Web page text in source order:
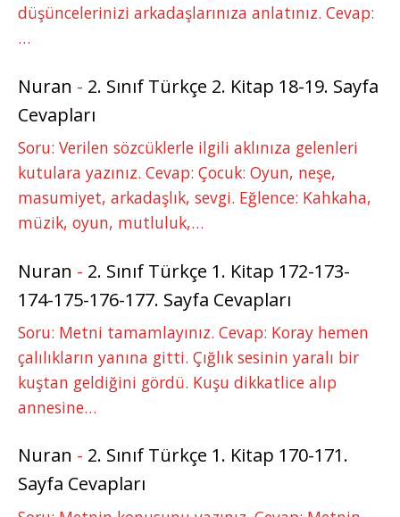
düşüncelerinizi arkadaşlarınıza anlatınız. Cevap:
…
Nuran - 2. Sınıf Türkçe 2. Kitap 18-19. Sayfa
Cevapları
Soru: Verilen sözcüklerle ilgili aklınıza gelenleri
kutulara yazınız. Cevap: Çocuk: Oyun, neşe,
masumiyet, arkadaşlık, sevgi. Eğlence: Kahkaha,
müzik, oyun, mutluluk,…
Nuran - 2. Sınıf Türkçe 1. Kitap 172-173-
174-175-176-177. Sayfa Cevapları
Soru: Metni tamamlayınız. Cevap: Koray hemen
çalılıkların yanına gitti. Çığlık sesinin yaralı bir
kuştan geldiğini gördü. Kuşu dikkatlice alıp
annesine…
Nuran - 2. Sınıf Türkçe 1. Kitap 170-171.
Sayfa Cevapları